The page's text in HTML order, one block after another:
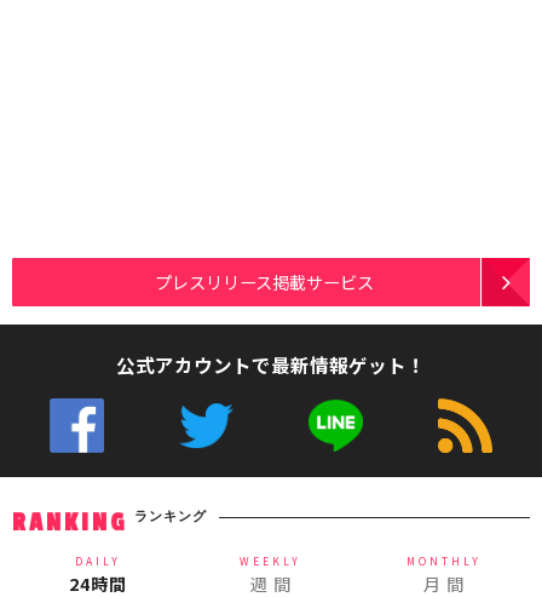
プレスリリース掲載サービス
公式アカウントで最新情報ゲット！
RANKING ランキング
DAILY
24時間
WEEKLY
週 間
MONTHLY
月 間